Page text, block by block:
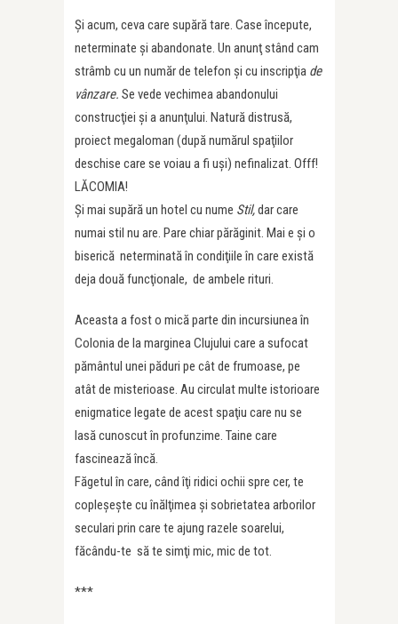
Şi acum, ceva care supără tare. Case începute,
neterminate şi abandonate. Un anunţ stând cam
strâmb cu un număr de telefon şi cu inscripţia de
vânzare. Se vede vechimea abandonului
construcţiei şi a anunţului. Natură distrusă,
proiect megaloman (după numărul spaţiilor
deschise care se voiau a fi uşi) nefinalizat. Offf!
LĂCOMIA!
Şi mai supără un hotel cu nume Stil,dar care
numai stil nu are. Pare chiar părăginit. Mai e şi o
biserică neterminată în condiţiile în care există
deja două funcţionale, de ambele rituri.
Aceasta a fost o mică parte din incursiunea în
Colonia de la marginea Clujului care a sufocat
pământul unei păduri pe cât de frumoase, pe
atât de misterioase. Au circulat multe istorioare
enigmatice legate de acest spaţiu care nu se
lasă cunoscut în profunzime. Taine care
fascinează încă.
Făgetul în care, când îţi ridici ochii spre cer, te
copleşeşte cu înălţimea şi sobrietatea arborilor
seculari prin care te ajung razele soarelui,
făcându-te să te simţi mic, mic de tot.
***